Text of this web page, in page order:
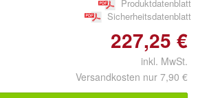
Produktdatenblatt
Sicherheitsdatenblatt
227,25 €
inkl. MwSt.
Versandkosten nur 7,90 €